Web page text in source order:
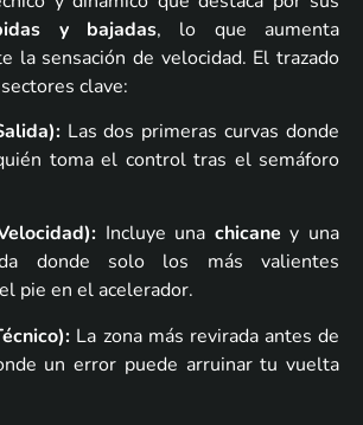
y bajadas, lo que aumenta
la sensación de velocidad. El trazado
clave:
Las dos primeras curvas donde
toma el control tras el semáforo
Incluye una chicane y una
donde solo los más valientes
pie en el acelerador.
La zona más revirada antes de
un error puede arruinar tu vuelta